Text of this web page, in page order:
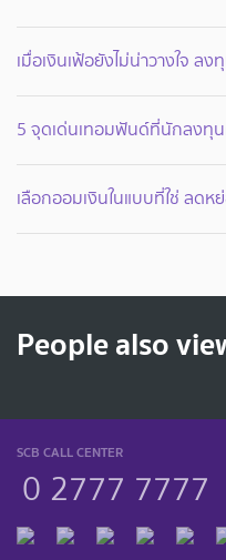
เมื่อเงินเฟ้อยังไม่น่าวางใจ ลง
5 จุดเด่นเทอมฟันด์ที่นักลงทุ
เลือกออมเงินในแบบที่ใช่ ลด
People also
SCB CALL CENTER
0 2777 7777